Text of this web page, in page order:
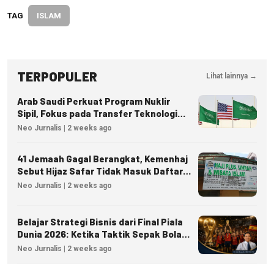
TAG ISLAM
TERPOPULER Lihat lainnya →
Arab Saudi Perkuat Program Nuklir
Sipil, Fokus pada Transfer Teknologi
dan Kedaulatan Energi
Neo Jurnalis | 2 weeks ago
41 Jemaah Gagal Berangkat, Kemenhaj
Sebut Hijaz Safar Tidak Masuk Daftar
Resmi PPIU
Neo Jurnalis | 2 weeks ago
Belajar Strategi Bisnis dari Final Piala
Dunia 2026: Ketika Taktik Sepak Bola
Menjadi Inspirasi Kesuksesan Bisnis
Neo Jurnalis | 2 weeks ago